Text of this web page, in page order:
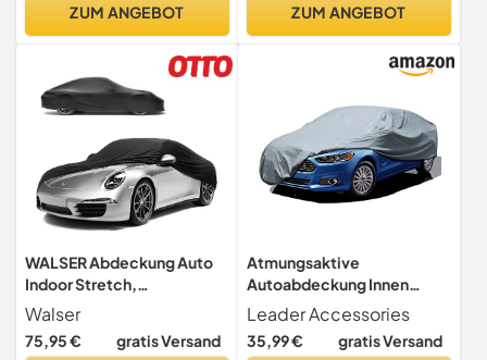
strapazierfähigem Material
ZUM ANGEBOT
(Schwarz, M)
ZUM ANGEBOT
WALSER Abdeckung Auto
Indoor Stretch,
Autoabdeckung Winter,
staubdichte Autogarage
Abdeckung, Autoplane,
Walser
75,95 € gratis Versand
Atmungsaktive
Autoabdeckung Innen
Stufenheck-
468x150x120cm Hellgrau
Leader Accessories
35,99 € gratis Versand